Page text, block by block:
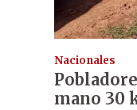
Nacionales
mano 30